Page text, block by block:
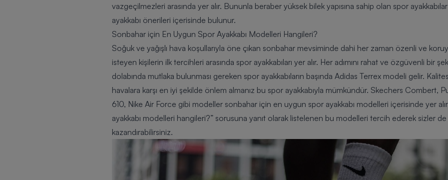
vazgeçilmezleri arasında yer alır. Bununla beraber yüksek bilek yapısına sahip olan spor
ayakkabı önerileri içerisinde bulunur.
Sonbahar için En Uygun Spor Ayakkabı Modelleri Hangileri?
Soğuk ve yağışlı hava koşullarıyla öne çıkan sonbahar mevsiminde dahi her zaman özenli ve
isteyen kişilerin ilk tercihleri arasında spor ayakkabıları yer alır. Her adımını rahat ve özgüvenli bir
dolabında mutlaka bulunması gereken spor ayakkabıların başında Adidas Terrex modeli gelir.
havalara karşı en iyi şekilde önlem almanız bu spor ayakkabıyla mümkündür. Skechers Combert,
610, Nike Air Force gibi modeller sonbahar için en uygun spor ayakkabı modelleri içerisinde yer
ayakkabı modelleri hangileri?” sorusuna yanıt olarak listelenen bu modelleri tercih ederek sizler de
kazandırabilirsiniz.